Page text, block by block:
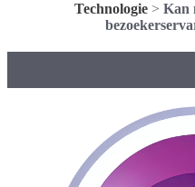
Technologie > Kan